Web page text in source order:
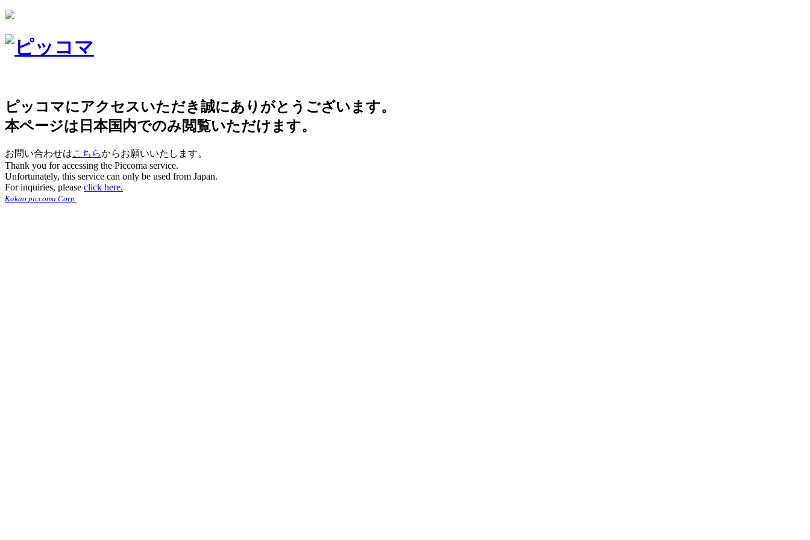
ピッコマにアクセスいただき誠にありがとうございます。
本ページは日本国内でのみ閲覧いただけます。
お問い合わせはこちらからお願いいたします。
Thank you for accessing the Piccoma service.
Unfortunately, this service can only be used from Japan.
For inquiries, please click here.
Kakao piccoma Corp.